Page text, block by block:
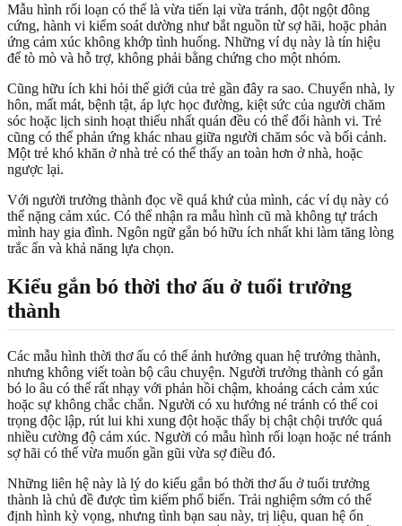
Mẫu hình rối loạn có thể là vừa tiến lại vừa tránh, đột ngột đông
cứng, hành vi kiểm soát dường như bắt nguồn từ sợ hãi, hoặc phản
ứng cảm xúc không khớp tình huống. Những ví dụ này là tín hiệu
để tò mò và hỗ trợ, không phải bằng chứng cho một nhóm.
Cũng hữu ích khi hỏi thế giới của trẻ gần đây ra sao. Chuyển nhà, ly
hôn, mất mát, bệnh tật, áp lực học đường, kiệt sức của người chăm
sóc hoặc lịch sinh hoạt thiếu nhất quán đều có thể đổi hành vi. Trẻ
cũng có thể phản ứng khác nhau giữa người chăm sóc và bối cảnh.
Một trẻ khó khăn ở nhà trẻ có thể thấy an toàn hơn ở nhà, hoặc
ngược lại.
Với người trưởng thành đọc về quá khứ của mình, các ví dụ này có
thể nặng cảm xúc. Có thể nhận ra mẫu hình cũ mà không tự trách
mình hay gia đình. Ngôn ngữ gắn bó hữu ích nhất khi làm tăng lòng
trắc ẩn và khả năng lựa chọn.
Kiểu gắn bó thời thơ ấu ở tuổi trưởng
thành
Các mẫu hình thời thơ ấu có thể ảnh hưởng quan hệ trưởng thành,
nhưng không viết toàn bộ câu chuyện. Người trưởng thành có gắn
bó lo âu có thể rất nhạy với phản hồi chậm, khoảng cách cảm xúc
hoặc sự không chắc chắn. Người có xu hướng né tránh có thể coi
trọng độc lập, rút lui khi xung đột hoặc thấy bị chật chội trước quá
nhiều cường độ cảm xúc. Người có mẫu hình rối loạn hoặc né tránh
sợ hãi có thể vừa muốn gần gũi vừa sợ điều đó.
Những liên hệ này là lý do kiểu gắn bó thời thơ ấu ở tuổi trưởng
thành là chủ đề được tìm kiếm phổ biến. Trải nghiệm sớm có thể
định hình kỳ vọng, nhưng tình bạn sau này, trị liệu, quan hệ ổn